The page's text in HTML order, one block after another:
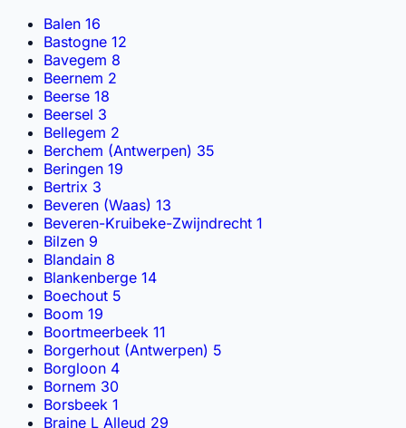
Balen 16
Bastogne 12
Bavegem 8
Beernem 2
Beerse 18
Beersel 3
Bellegem 2
Berchem (Antwerpen) 35
Beringen 19
Bertrix 3
Beveren (Waas) 13
Beveren-Kruibeke-Zwijndrecht 1
Bilzen 9
Blandain 8
Blankenberge 14
Boechout 5
Boom 19
Boortmeerbeek 11
Borgerhout (Antwerpen) 5
Borgloon 4
Bornem 30
Borsbeek 1
Braine L Alleud 29